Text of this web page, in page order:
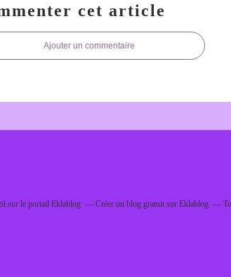
cet article
Ajouter un commentaire
sur le portail Eklablog Créer un blog gratuit sur Eklablog